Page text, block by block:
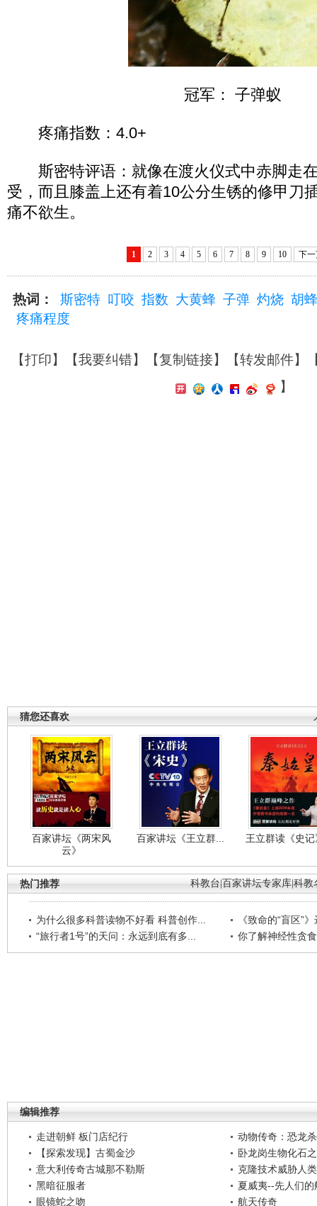
冠军： 子弹蚁
疼痛指数：4.0+
斯密特评语：就像在渡火仪式中赤脚走
受，而且膝盖上还有着10公分生锈的修甲刀
痛不欲生。
1 2 3 4 5 6 7 8 9 10 下
热词： 斯密特 叮咬 指数 大黄蜂 子弹 灼烧 胡蜂
疼痛程度
【打印】【我要纠错】【复制链接】【转发邮件】
】
猜您还喜欢
百家讲坛《两宋风
云》
百家讲坛《王立群... 王立群读《史
科教台 百家讲坛专家库 科教
热门推荐
为什么很多科普读物不好看 科普创作...
《致命的“盲区”
“旅行者1号”的天问：永远到底有多...
你了解神经性贪
编辑推荐
走进朝鲜 板门店纪行
动物传奇：恐龙
【探索发现】古蜀金沙
卧龙岗生物化石
意大利传奇古城那不勒斯
克隆技术威胁人
黑暗征服者
夏威夷--先人们的
眼镜蛇之吻
航天传奇